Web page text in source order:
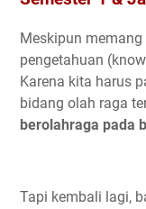
Meskipun
pengetahuan
Karena kita harus
bidang olah raga
berolahraga pada
Tapi kembali lagi,